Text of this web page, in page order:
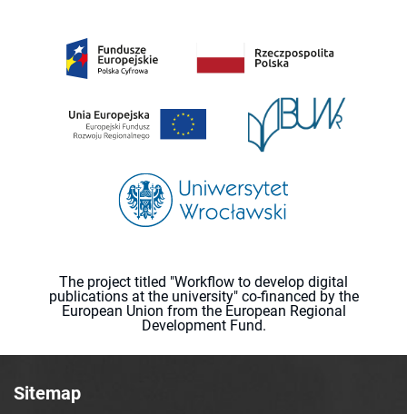
The project titled "Workflow to develop digital
publications at the university" co-financed by the
European Union from the European Regional
Development Fund.
Sitemap